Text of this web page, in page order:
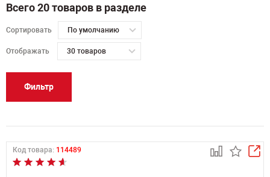
Всего 20 товаров в разделе
Сортировать По умолчанию
Отображать 30 товаров
Фильтр
Код товара: 114489